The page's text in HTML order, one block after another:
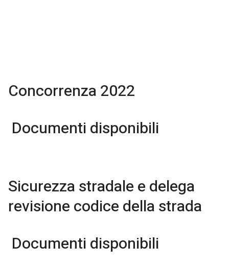
Concorrenza 2022
Documenti disponibili
Sicurezza stradale e delega
revisione codice della strada
Documenti disponibili